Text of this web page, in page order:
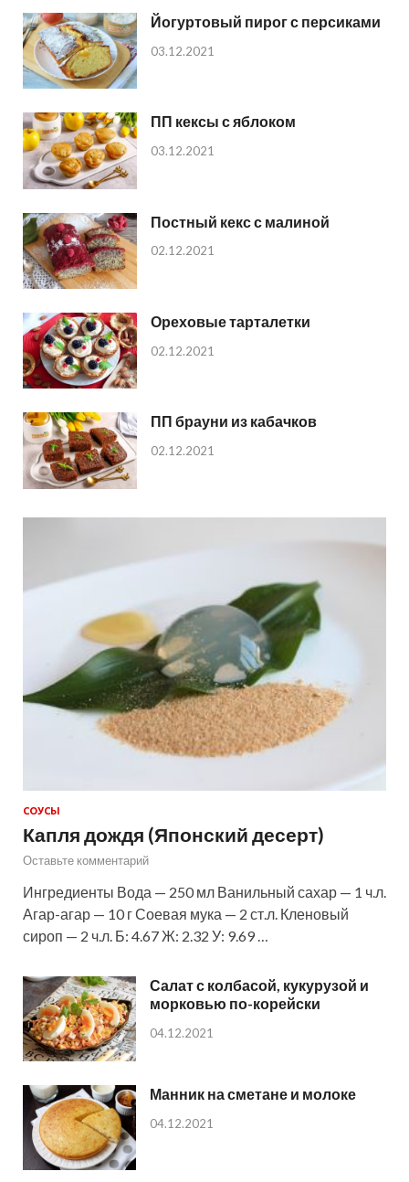
Йогуртовый пирог с персиками
03.12.2021
ПП кексы с яблоком
03.12.2021
Постный кекс с малиной
02.12.2021
Ореховые тарталетки
02.12.2021
ПП брауни из кабачков
02.12.2021
СОУСЫ
Капля дождя (Японский десерт)
Оставьте комментарий
Ингредиенты Вода — 250 мл Ванильный сахар — 1 ч.л.
Агар-агар — 10 г Соевая мука — 2 ст.л. Кленовый
сироп — 2 ч.л. Б: 4.67 Ж: 2.32 У: 9.69 …
Салат с колбасой, кукурузой и
морковью по-корейски
04.12.2021
Манник на сметане и молоке
04.12.2021